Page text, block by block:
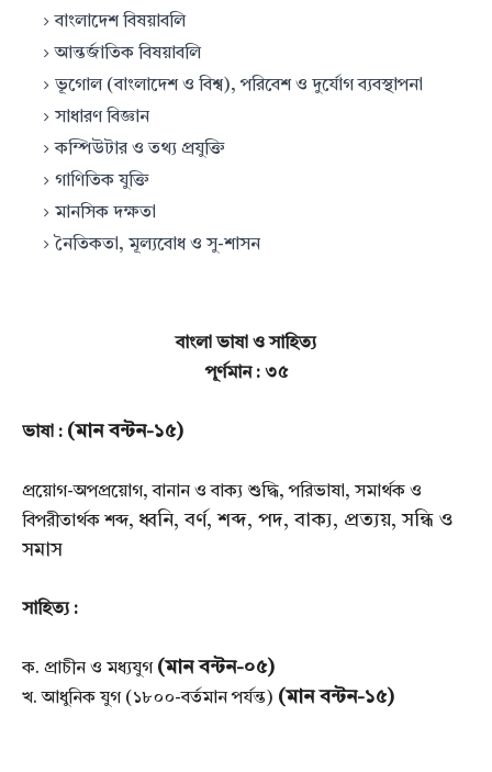
বাংলাদেশ বিষয়াবলি
আন্তর্জাতিক বিষয়াবলি
ভূগোল (বাংলাদেশ ও বিশ্ব), পরিবেশ ও দুর্যোগ ব্যবস্থাপনা
সাধারণ বিজ্ঞান
কম্পিউটার ও তথ্য প্রযুক্তি
গাণিতিক যুক্তি
মানসিক দক্ষতা
নৈতিকতা, মূল্যবোধ ও সু-শাসন
বাংলা ভাষা ও সাহিত্য
পূর্ণমান : ৩৫
ভাষা : (মান বন্টন-১৫)
প্রয়োগ-অপপ্রয়োগ, বানান ও বাক্য শুদ্ধি, পরিভাষা, সমার্থক ও
বিপরীতার্থক শব্দ, ধ্বনি, বর্ণ, শব্দ, পদ, বাক্য, প্রত্যয়, সন্ধি ও
সমাস
সাহিত্য :
ক. প্রাচীন ও মধ্যযুগ (মান বন্টন-০৫)
খ. আধুনিক যুগ (১৮০০-বর্তমান পর্যন্ত) (মান বন্টন-১৫)